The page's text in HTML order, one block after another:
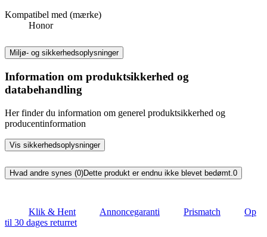
Kompatibel med (mærke)
Honor
Miljø- og sikkerhedsoplysninger
Information om produktsikkerhed og
databehandling
Her finder du information om generel produktsikkerhed og
producentinformation
Vis sikkerhedsoplysninger
Hvad andre synes (0)Dette produkt er endnu ikke blevet bedømt.0
Klik & Hent Annoncegaranti Prismatch
Op
til 30 dages returret